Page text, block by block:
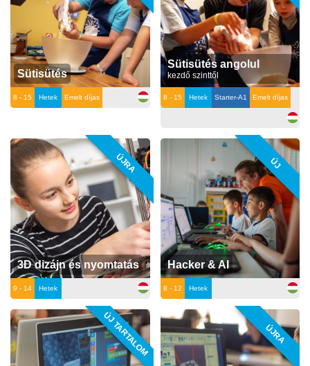
Sütisütés
8 - 15 Hetek Emelt díjas
Sütisütés angolul
kezdő szinttől
8 - 15 Hetek Starter-A1 Emelt díjas
ÚJRA
3D dizájn és nyomtatás
9 - 14 Hetek
ÚJ
Hacker & AI
8 - 12 Hetek
ÚJ TARTALOM ÚJRA